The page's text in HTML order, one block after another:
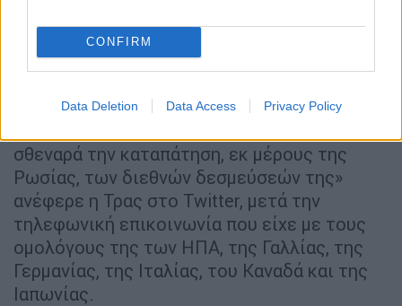
CONFIRM
Data Deletion Data Access Privacy Policy
την ανεξαρτησία των αυτονομιστικών
επαρχιών του Ντονμπάς, ανακοίνωσε σήμερα
η επικεφαλής της βρετανικής διπλωματίας
σθεναρά την καταπάτηση, εκ μέρους της
Ρωσίας, των διεθνών δεσμεύσεών της»
ανέφερε η Τρας στο Twitter, μετά την
τηλεφωνική επικοινωνία που είχε με τους
ομολόγους της των ΗΠΑ, της Γαλλίας, της
Γερμανίας, της Ιταλίας, του Καναδά και της
Ιαπωνίας.